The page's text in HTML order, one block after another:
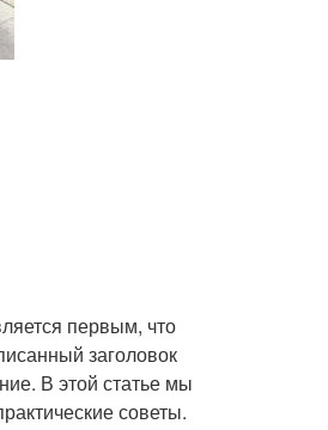
первым, что
заголовок
В этой статье мы
советы.